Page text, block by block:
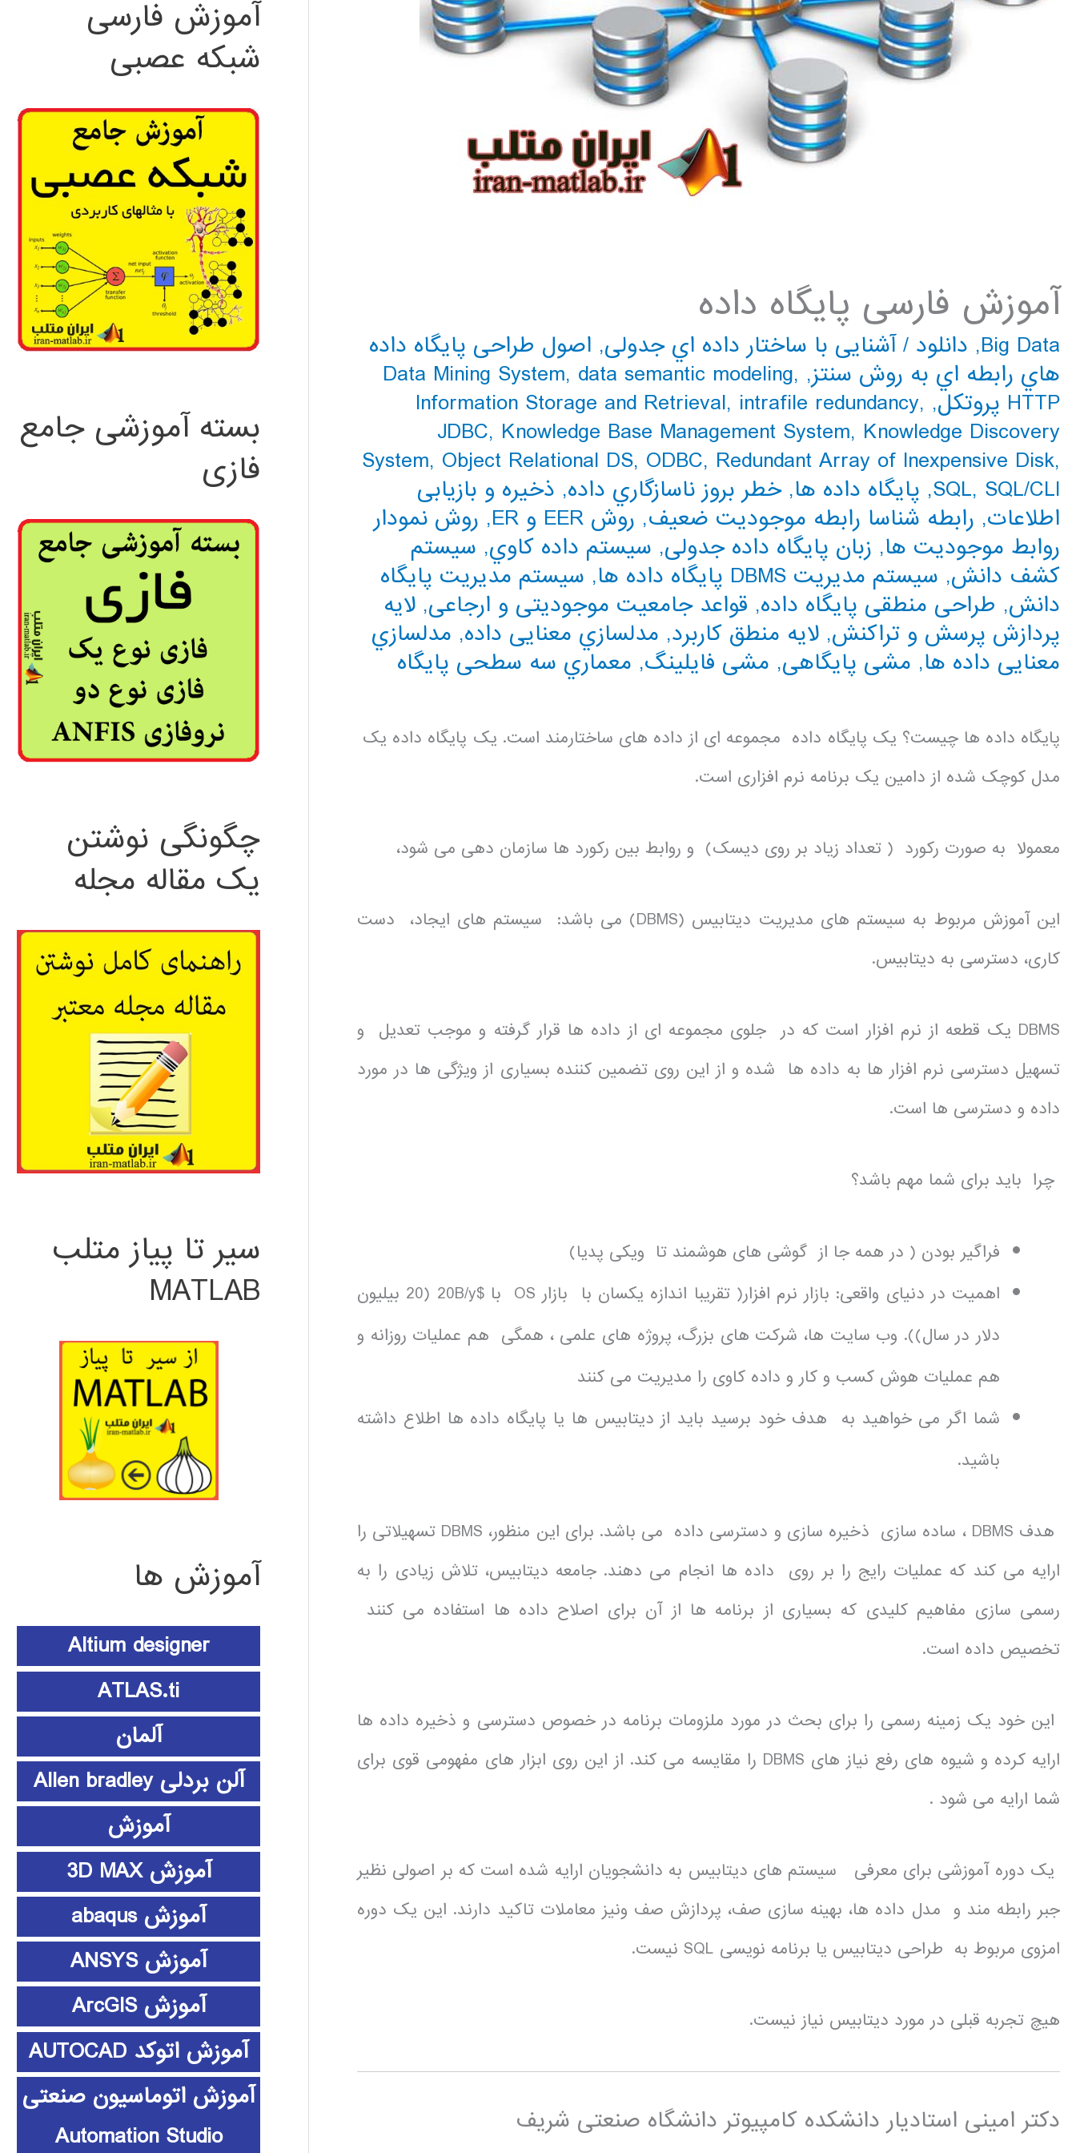
آموزش فارسی پایگاه داده
Big Data
, دانلود /آشنایی با ساختار داده اي جدولی, اصول طراحی پایگاه داده
هاي رابطه اي به روش سنتز,
Data Mining System, data semantic modeling,
HTTP پروتکل
,
Information Storage and Retrieval, intrafile redundancy,
JDBC, Knowledge Base Management System, Knowledge Discovery
System, Object Relational DS, ODBC, Redundant Array of Inexpensive Disk,
SQL, SQL/CLI
, پایگاه داده ها,خطر بروز ناسازگاري داده, ذخیره و بازیابی
اطلاعات, رابطه شناسا رابطه موجودیت ضعیف, روش EER و ER , روش نمودار
روابط موجودیت ها, زبان پایگاه داده جدولی, سیستم داده کاوي, سیستم
کشف دانش, سیستم مدیریت DBMS پایگاه داده ها , سیستم مدیریت پایگاه
دانش, طراحی منطقی پایگاه داده, قواعد جامعیت موجودیتی و ارجاعی, لایه
پردازش پرسش و تراکنش, لایه منطق کاربرد, مدلسازي معنایی داده, مدلسازي
معنایی داده ها, مشی پایگاهی, مشی فایلینگ, معماري سه سطحی پایگاه
پایگاه داده ها چیست؟ یک پایگاه داده مجموعه ای از داده های ساختارمند است. یک پایگاه داده یک
مدل کوچک شده از دامین یک برنامه نرم افزاری است.
معمولا به صورت رکورد ( تعداد زیاد بر روی دیسک) و روابط بین رکورد ها سازمان دهی می شود،
این آموزش مربوط به سیستم های مدیریت دیتابیس (DBMS) می باشد: سیستم های ایجاد، دست
کاری، دسترسی به دیتابیس.
DBMS یک قطعه از نرم افزار است که در جلوی مجموعه ای از داده ها قرار گرفته و موجب تعدیل و
تسهیل دسترسی نرم افزار ها به داده ها شده و از این روی تضمین کننده بسیاری از ویژگی ها در مورد
داده و دسترسی ها است.
چرا باید برای شما مهم باشد؟
فراگیر بودن ( در همه جا از گوشی های هوشمند تا ویکی پدیا)
اهمیت در دنیای واقعی: بازار نرم افزار( تقریبا اندازه یکسان با بازار OS با $20B/y (20 بیلیون
دلار در سال)). وب سایت ها، شرکت های بزرگ، پروژه های علمی ، همگی هم عملیات روزانه و
هم عملیات هوش کسب و کار و داده کاوی را مدیریت می کنند
شما اگر می خواهید به هدف خود برسید باید از دیتابیس ها یا پایگاه داده ها اطلاع داشته
باشید.
هدف DBMS ، ساده سازی ذخیره سازی و دسترسی داده می باشد. برای این منظور، DBMS تسهیلاتی را
ارایه می کند که عملیات رایج را بر روی داده ها انجام می دهند. جامعه دیتابیس، تلاش زیادی را به
رسمی سازی مفاهیم کلیدی که بسیاری از برنامه ها از آن برای اصلاح داده ها استفاده می کنند
تخصیص داده است.
این خود یک زمینه رسمی را برای بحث در مورد ملزومات برنامه در خصوص دسترسی و ذخیره داده ها
ارایه کرده و شیوه های رفع نیاز های DBMS را مقایسه می کند. از این روی ابزار های مفهومی قوی برای
شما ارایه می شود .
یک دوره آموزشی برای معرفی سیستم های دیتابیس به دانشجویان ارایه شده است که بر اصولی نظیر
جبر رابطه مند و مدل داده ها، بهینه سازی صف، پردازش صف ونیز معاملات تاکید دارند. این یک دوره
امزوی مربوط به طراحی دیتابیس یا برنامه نویسی SQL نیست.
هیچ تجربه قبلی در مورد دیتابیس نیاز نیست.
دکتر امینی استادیار دانشکده کامپیوتر دانشگاه صنعتی شریف
آموزش فارسی
شبکه عصبی
بسته آموزشی جامع
فازی
چگونگی نوشتن
یک مقاله مجله
سیر تا پیاز متلب
MATLAB
آموزش ها
Altium designer
ATLAS.ti
آلمان
آلن بردلی Allen bradley
آموزش
آموزش 3D MAX
آموزش abaqus
آموزش ANSYS
آموزش ArcGIS
آموزش اتوکد AUTOCAD
آموزش اتوماسیون صنعتی
Automation Studio